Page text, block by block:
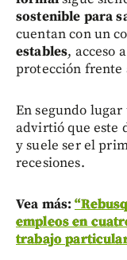
sostenible para
cuentan con un
estables, acceso a
protección frente
En segundo
advirtió que este
y suele ser el
recesiones.
Vea más:
empleos en
trabajo